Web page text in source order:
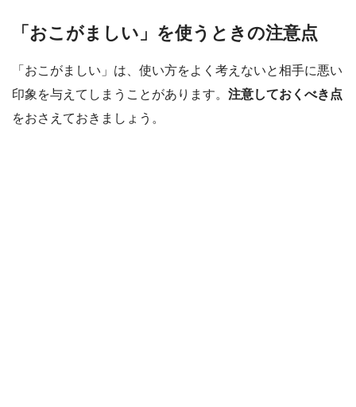
「おこがましい」を使うときの注意点
「おこがましい」は、使い方をよく考えないと相手に悪い
印象を与えてしまうことがあります。 注意しておくべき点
をおさえておきましょう。